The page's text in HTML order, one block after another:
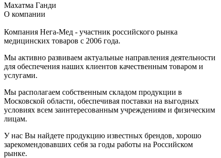
Махатма Ганди
О компании
Компания Нега-Мед - участник российского рынка
медицинских товаров с 2006 года.
Мы активно развиваем актуальные направления деятельности
для обеспечения наших клиентов качественным товаром и
услугами.
Мы располагаем собственным складом продукции в
Московской области, обеспечивая поставки на выгодных
условиях всем заинтересованным учреждениям и физическим
лицам.
У нас Вы найдете продукцию известных брендов, хорошо
зарекомендовавших себя за годы работы на Российском
рынке.